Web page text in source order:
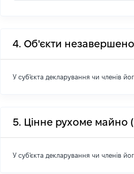
4. Об'єкти
У суб'єкта декларування чи членів
5. Цінне рухоме майно
У суб'єкта декларування чи членів